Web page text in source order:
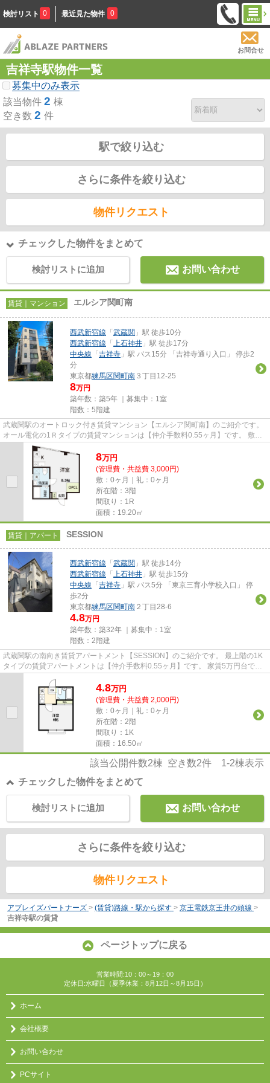
検討リスト 0 最近見た物件 0
お問合せ
吉祥寺駅物件一覧
募集中のみ表示
該当物件 2 棟
空き数 2 件
駅で絞り込む
さらに条件を絞り込む
物件リクエスト
チェックした物件をまとめて
検討リストに追加 お問い合わせ
賃貸｜マンション エルシア関町南
西武新宿線 「 武蔵関 」駅 徒歩10分
西武新宿線 「 上石神井 」駅 徒歩17分
中央線 「 吉祥寺 」駅 バス15分 「吉祥寺通り入口」 停歩2
分
東京都練馬区関町南 ３丁目12-25
8万円
築年数：築5年 ｜募集中： 1室
階数：5階建
武蔵関駅のオートロック付き賃貸マンション【エルシア関町南】のご紹介です。
オール電化の1Ｒタイプの賃貸マンションは【仲介手数料0.55ヶ月】です。 敷
金・礼金ゼロで初期費用を抑...
8万円
(管理費・共益費 3,000円)
敷：0ヶ月｜礼：0ヶ月
所在階：3階
間取り：1R
面積：19.20㎡
賃貸｜アパート SESSION
西武新宿線 「 武蔵関 」駅 徒歩14分
西武新宿線 「 上石神井 」駅 徒歩15分
中央線 「 吉祥寺 」駅 バス5分 「東京三育小学校入口」 停
歩2分
東京都練馬区関町南 ２丁目28-6
4.8万円
築年数：築32年 ｜募集中： 1室
階数：2階建
武蔵関駅の南向き賃貸アパートメント【SESSION】のご紹介です。 最上階の1K
タイプの賃貸アパートメントは【仲介手数料0.55ヶ月】です。 家賃5万円台で吉
4.8万円
(管理費・共益費 2,000円)
敷：0ヶ月｜礼：0ヶ月
所在階：2階
間取り：1K
面積：16.50㎡
該当公開件数2棟 空き数2件 1-2棟表示
チェックした物件をまとめて
お問い合わせ
検討リストに追加
さらに条件を絞り込む
物件リクエスト
アブレイズパートナーズ > (賃貸)路線・駅から探す > 京王電鉄京王井の頭線 >
吉祥寺駅の賃貸
ページトップに戻る
営業時間:10：00～19：00
定休日:水曜日（夏季休業：8月12日～8月15日）
ホーム
会社概要
お問い合わせ
PCサイト